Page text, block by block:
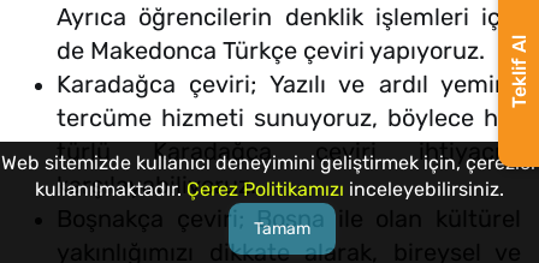
Ayrıca öğrencilerin denklik işlemleri için
de Makedonca Türkçe çeviri yapıyoruz.
Karadağca çeviri; Yazılı ve ardıl yeminli
tercüme hizmeti sunuyoruz, böylece her
türlü Karadağca çeviri ihtiyacını
karşılayabiliyoruz.
Boşnakça çeviri; Bosna ile olan kültürel
yakınlığımızı dikkate alarak, bireysel ve
Teklif Al
Web sitemizde kullanıcı deneyimini geliştirmek için, çerezler
kullanılmaktadır. Çerez Politikamızı inceleyebilirsiniz.
Tamam